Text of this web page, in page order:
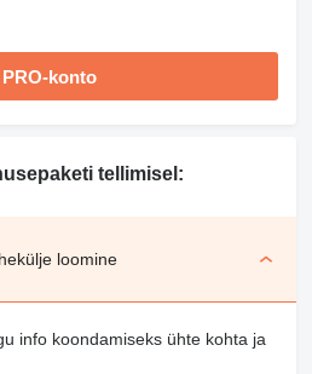
konto
tellimisel:
loomine
info koondamiseks ühte kohta ja